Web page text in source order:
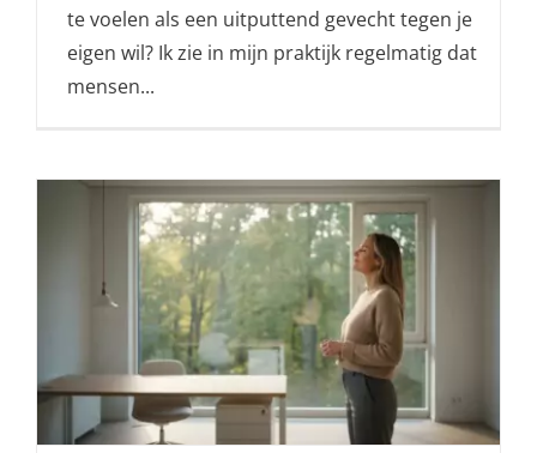
te voelen als een uitputtend gevecht tegen je
eigen wil? Ik zie in mijn praktijk regelmatig dat
mensen...